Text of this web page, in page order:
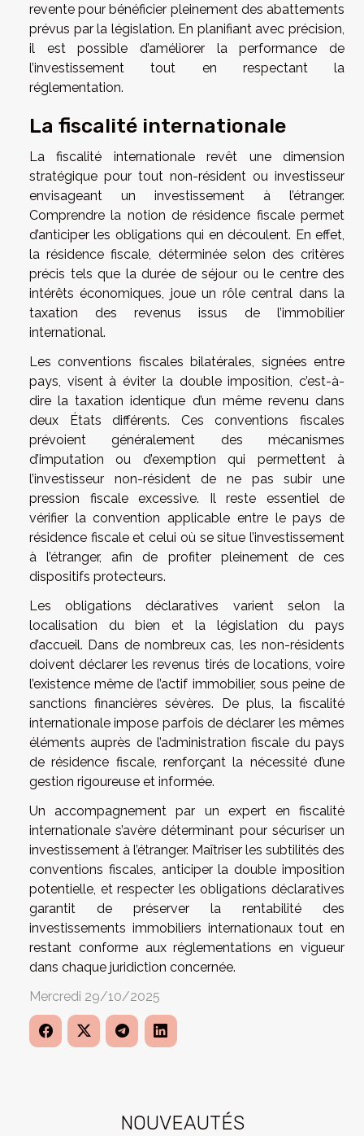
NOUVEAUTÉS
revente pour bénéficier pleinement des abattements
prévus par la législation. En planifiant avec précision,
il est possible d’améliorer la performance de
l’investissement tout en respectant la
réglementation.
La fiscalité internationale
La fiscalité internationale revêt une dimension
stratégique pour tout non-résident ou investisseur
envisageant un investissement à l’étranger.
Comprendre la notion de résidence fiscale permet
d’anticiper les obligations qui en découlent. En effet,
la résidence fiscale, déterminée selon des critères
précis tels que la durée de séjour ou le centre des
intérêts économiques, joue un rôle central dans la
taxation des revenus issus de l’immobilier
international.
Les conventions fiscales bilatérales, signées entre
pays, visent à éviter la double imposition, c’est-à-
dire la taxation identique d’un même revenu dans
deux États différents. Ces conventions fiscales
prévoient généralement des mécanismes
d’imputation ou d’exemption qui permettent à
l’investisseur non-résident de ne pas subir une
pression fiscale excessive. Il reste essentiel de
vérifier la convention applicable entre le pays de
résidence fiscale et celui où se situe l’investissement
à l’étranger, afin de profiter pleinement de ces
dispositifs protecteurs.
Les obligations déclaratives varient selon la
localisation du bien et la législation du pays
d’accueil. Dans de nombreux cas, les non-résidents
doivent déclarer les revenus tirés de locations, voire
l’existence même de l’actif immobilier, sous peine de
sanctions financières sévères. De plus, la fiscalité
internationale impose parfois de déclarer les mêmes
éléments auprès de l’administration fiscale du pays
de résidence fiscale, renforçant la nécessité d’une
gestion rigoureuse et informée.
Un accompagnement par un expert en fiscalité
internationale s’avère déterminant pour sécuriser un
investissement à l’étranger. Maîtriser les subtilités des
conventions fiscales, anticiper la double imposition
potentielle, et respecter les obligations déclaratives
garantit de préserver la rentabilité des
investissements immobiliers internationaux tout en
restant conforme aux réglementations en vigueur
dans chaque juridiction concernée.
Mercredi 29/10/2025